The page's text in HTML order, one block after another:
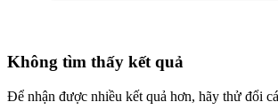
Không tìm thấy kết quả
Để nhận được nhiều kết quả hơn, hãy thử đổi